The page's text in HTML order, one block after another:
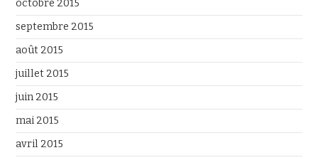
octobre 2015
septembre 2015
août 2015
juillet 2015
juin 2015
mai 2015
avril 2015